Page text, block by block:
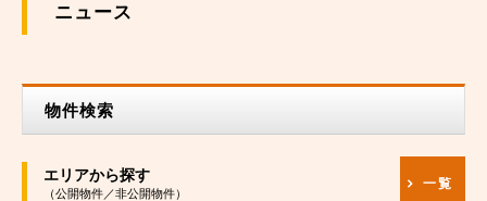
ニュース
物件検索
エリアから探す
（公開物件／非公開物件）
一覧